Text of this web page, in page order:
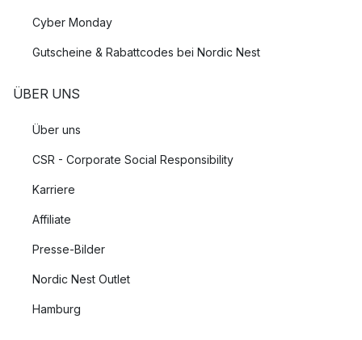
Cyber Monday
Gutscheine & Rabattcodes bei Nordic Nest
ÜBER UNS
Über uns
CSR - Corporate Social Responsibility
Karriere
Affiliate
Presse-Bilder
Nordic Nest Outlet
Hamburg